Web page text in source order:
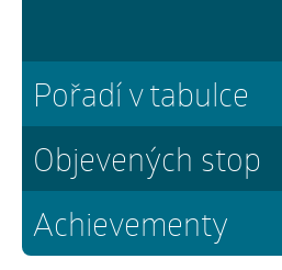
Pořadí v tabulce
Objevených stop
Achievementy